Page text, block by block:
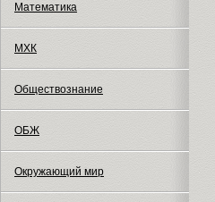
Математика
МХК
Обществознание
ОБЖ
Окружающий мир